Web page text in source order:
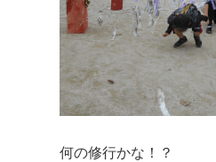
何の修行かな！？